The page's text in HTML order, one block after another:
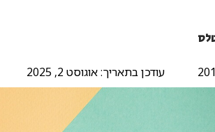
עודכן בתאריך: אוגוסט 2, 2025